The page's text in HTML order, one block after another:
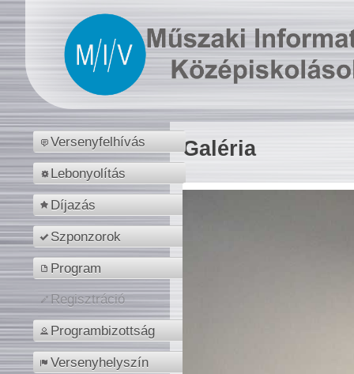
Versenyfelhívás
Lebonyolítás
Díjazás
Szponzorok
Program
Regisztráció
Programbizottság
Versenyhelyszín
Galéria